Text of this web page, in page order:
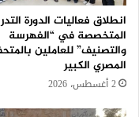
انطلاق فعاليات الدورة
المتخصصة في “الفهرسة
والتصنيف” للعاملين
المصري الكبير
2 أغسطس، 2026